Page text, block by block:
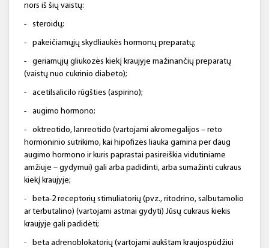
nors iš šių vaistų:
- steroidų;
- pakeičiamųjų skydliaukės hormonų preparatų;
-
geriamųjų gliukozės kiekį kraujyje mažinančių preparatų
(vaistų nuo cukrinio diabeto);
- acetilsalicilo rūgšties (aspirino);
- augimo hormono;
-
oktreotido, lanreotido (vartojami akromegalijos – reto
hormoninio sutrikimo, kai hipofizės liauka gamina per daug
augimo hormono ir kuris paprastai pasireiškia vidutiniame
amžiuje – gydymui) gali arba padidinti, arba sumažinti cukraus
kiekį kraujyje;
-
beta-2 receptorių stimuliatorių (pvz., ritodrino, salbutamolio
ar terbutalino) (vartojami astmai gydyti) Jūsų cukraus kiekis
kraujyje gali padidėti;
-
beta adrenoblokatorių (vartojami aukštam kraujospūdžiui